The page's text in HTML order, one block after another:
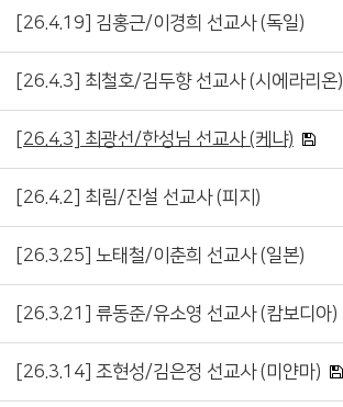
[26.4.19] 김홍근/이경희 선교사 (독일)
[26.4.3] 최철호/김두향 선교사 (시에라리온)
[26.4.3] 최광선/한성님 선교사 (케냐)
[26.4.2] 최림/진설 선교사 (피지)
[26.3.25] 노태철/이춘희 선교사 (일본)
[26.3.21] 류동준/유소영 선교사 (캄보디아)
[26.3.14] 조현성/김은정 선교사 (미얀마)